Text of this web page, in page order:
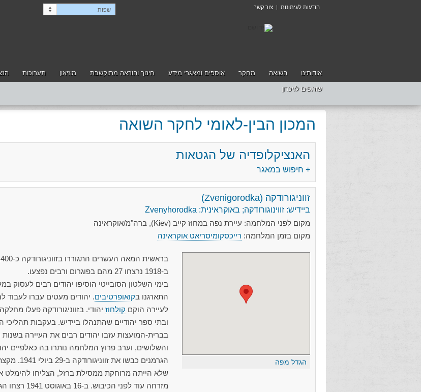
הודעות לעיתונות | צור קשר שפות
אודותינו השואה מחקר אוספים ומאגרי מידע חינוך והוראה מתוקשבת מוזיאון תערוכות
שותפים לזיכרון
המכון הבין-לאומי לחקר השואה
האנציקלופדיה של הגטאות
+ חיפוש במאגר
זווניגורודקה (Zvenigorodka)
ביידיש: זווינוגורודקה; באוקראינית: Zvenyhorodka
מקום לפני המלחמה: עיירת נפה במחוז קייב (Kiev), ברה"מ/אוקראינה
מקום בזמן המלחמה: רייכסקומיסריאט אוקראינה
הגדל מפה
ב-1918 נרצחו 27 מהם בפוגרום ורבים נפצעו.
בימי השלטון הסובייטי הוסיפו יהודים רבים לעסוק
התארגנו בקואופרטיבים. יהודים מעטים עברו לעבוד
לעיירה הוקם קולחוז יהודי. בזווניגורודקה פעלו
ובתי ספר יהודיים שהתנהלו ביידיש. בעקבות תהליכי
בברית-המועצות עזבו יהודים רבים את העיירה
והשלושים, וערב פרוץ המלחמה נותרו בה כאלפיים
הגרמנים כבשו את
שלא הייתה מרוחקת ממסילת ברזל, הצליחו להימלט
מזרחה עוד לפני